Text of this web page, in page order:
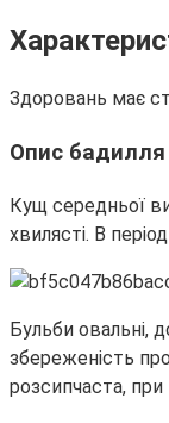
Здоровань має
Опис бадилля
Кущ середньої
хвилясті. В
Бульби овальні,
збереженість
розсипчаста, при